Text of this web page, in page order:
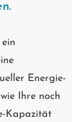
Energie-
Ihre noch
Kapazität